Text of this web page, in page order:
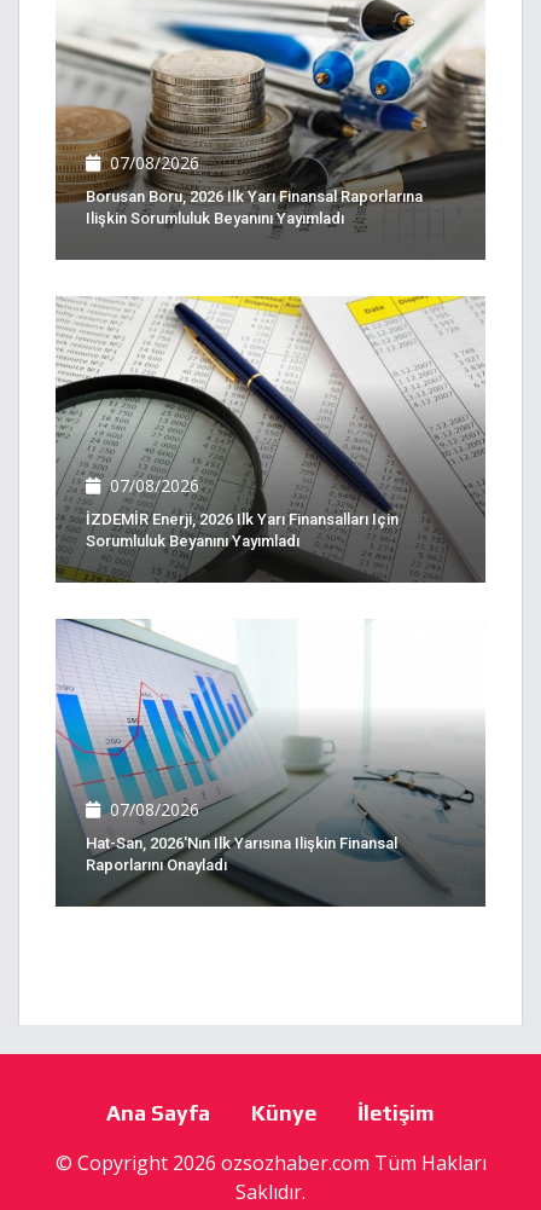
07/08/2026
Borusan Boru, 2026 Ilk Yarı Finansal Raporlarına
Ilişkin Sorumluluk Beyanını Yayımladı
07/08/2026
İZDEMİR Enerji, 2026 Ilk Yarı Finansalları Için
Sorumluluk Beyanını Yayımladı
07/08/2026
Hat-San, 2026'nın Ilk Yarısına Ilişkin Finansal
Raporlarını Onayladı
Ana Sayfa Künye İletişim
© Copyright 2026 ozsozhaber.com Tüm Hakları
Saklıdır.